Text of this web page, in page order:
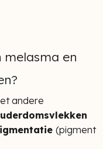
melasma en
andere
uderdomsvlekken
(pigment